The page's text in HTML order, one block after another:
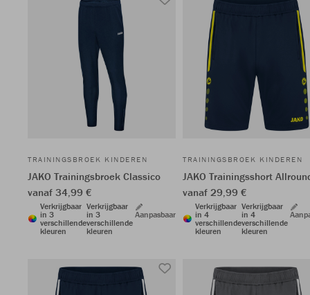
TRAININGSBROEK KINDEREN
JAKO Trainingsbroek Classico
vanaf 34,99 €
Verkrijgbaar
in 3
verschillende
kleuren
Verkrijgbaar
in 3
verschillende
kleuren
Aanpasbaar
TRAININGSBROEK KINDEREN
JAKO Trainingsshort
vanaf 29,99 €
Verkrijgbaar
in 4
verschillende
kleuren
Verkrijgbaar
in 4
verschillende
kleuren